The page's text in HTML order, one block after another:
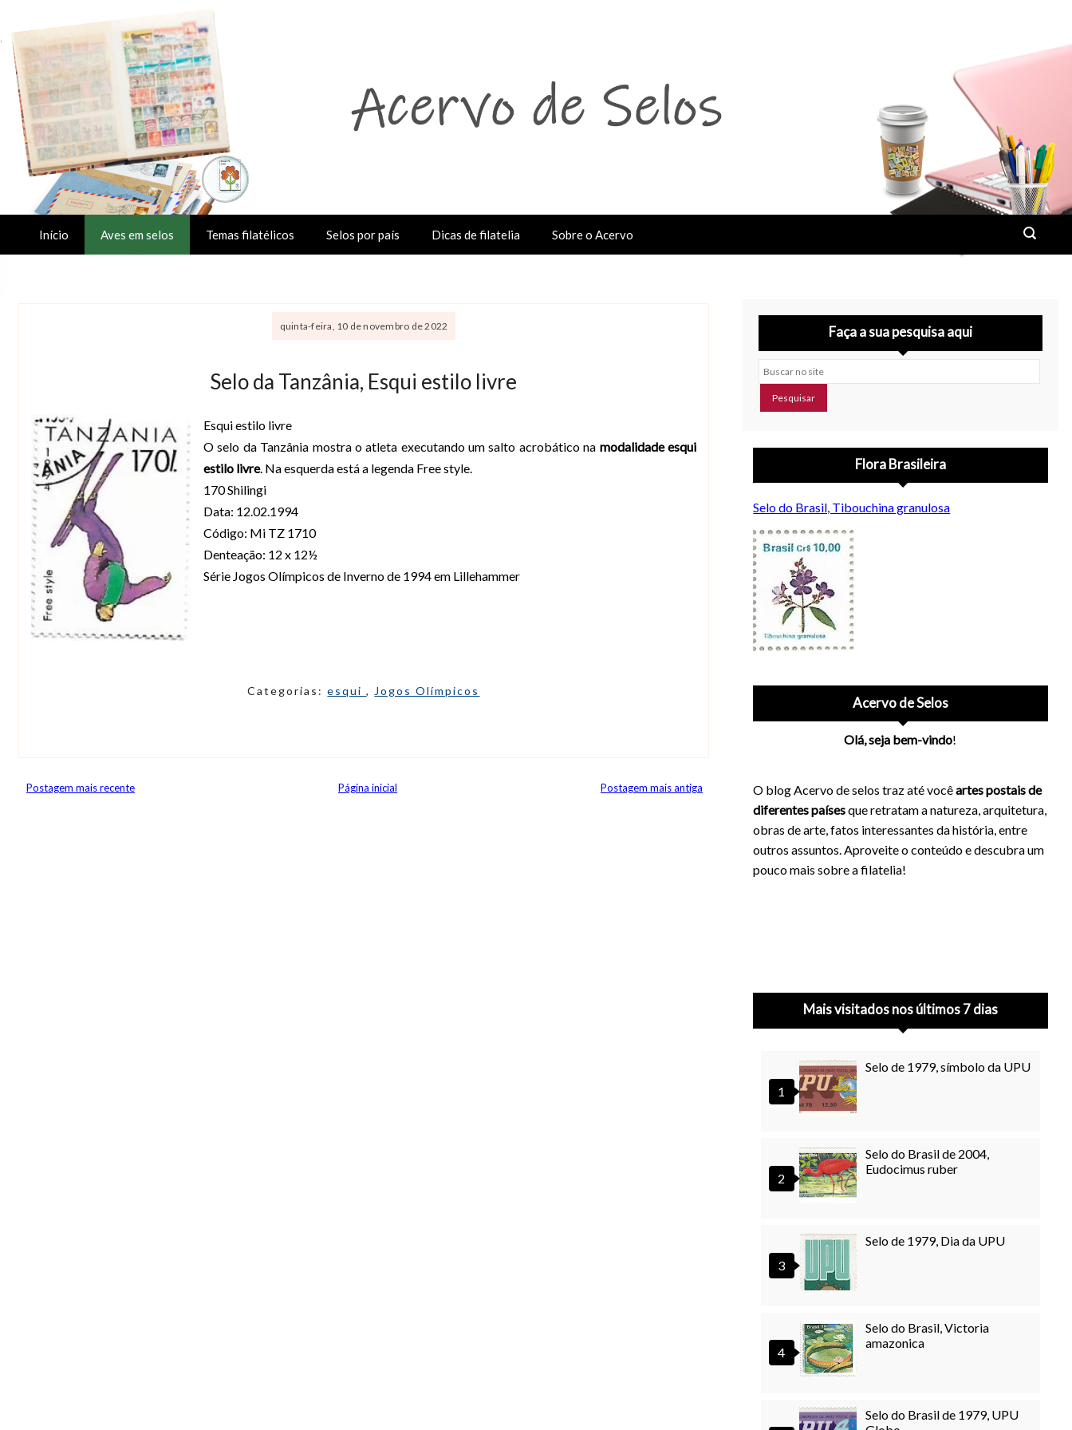
Início Aves em selos Temas filatélicos Selos por país Dicas de filatelia Sobre o Acervo
quinta-feira, 10 de novembro de 2022
Selo da Tanzânia, Esqui estilo livre
Esqui estilo livre
O selo da Tanzânia mostra o atleta executando um salto acrobático na modalidade esqui
estilo livre. Na esquerda está a legenda Free style.
170 Shilingi
Data: 12.02.1994
Código: Mi TZ 1710
Denteação: 12 x 12½
Série Jogos Olímpicos de Inverno de 1994 em Lillehammer
Categorias:esqui, Jogos Olímpicos
Postagem mais recente Postagem mais antiga
Página inicial
Faça a sua pesquisa aqui
Buscar no site
Flora Brasileira
Selo do Brasil, Tibouchina granulosa
Acervo de Selos
Olá, seja bem-vindo!
O blog Acervo de selos traz até vocêartes postais de
diferentes paísesque retratam a natureza, arquitetura,
obras de arte, fatos interessantes da história, entre
outros assuntos. Aproveite o conteúdo e descubra um
pouco mais sobre a filatelia!
Mais visitados nos últimos 7 dias
Selo de 1979, símbolo da UPU
Selo do Brasil de 2004,
Eudocimus ruber
Selo de 1979, Dia da UPU
Selo do Brasil, Victoria
amazonica
Selo do Brasil de 1979, UPU